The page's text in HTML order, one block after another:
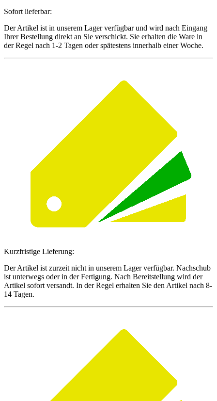
Sofort lieferbar:
Der Artikel ist in unserem Lager verfügbar und wird nach Eingang
Ihrer Bestellung direkt an Sie verschickt. Sie erhalten die Ware in
der Regel nach 1-2 Tagen oder spätestens innerhalb einer Woche.
Kurzfristige Lieferung:
Der Artikel ist zurzeit nicht in unserem Lager verfügbar. Nachschub
ist unterwegs oder in der Fertigung. Nach Bereitstellung wird der
Artikel sofort versandt. In der Regel erhalten Sie den Artikel nach 8-
14 Tagen.